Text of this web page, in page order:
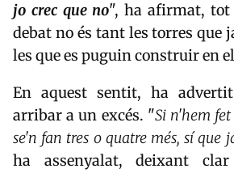
jo crec que no", ha afirmat,
debat no és tant les torres que
les que es puguin construir en
En aquest sentit, ha
arribar a un excés. "Si n'hem
se'n fan tres o quatre més, sí que
ha assenyalat, deixant